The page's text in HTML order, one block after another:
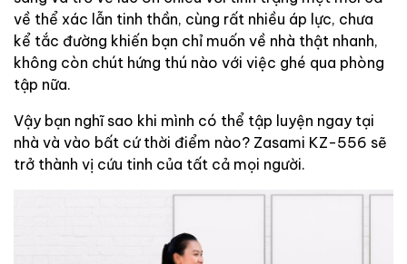
về thể xác lẫn tinh thần, cùng rất nhiều áp lực, chưa
kể tắc đường khiến bạn chỉ muốn về nhà thật nhanh,
không còn chút hứng thú nào với việc ghé qua phòng
tập nữa.
Vậy bạn nghĩ sao khi mình có thể tập luyện ngay tại
nhà và vào bất cứ thời điểm nào? Zasami KZ-556 sẽ
trở thành vị cứu tinh của tất cả mọi người.